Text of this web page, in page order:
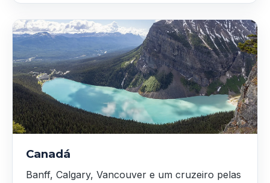
Canadá
Banff, Calgary, Vancouver e um cruzeiro pelas